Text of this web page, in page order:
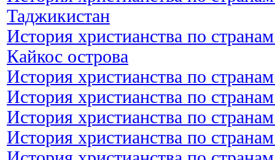
Таджикистан
История христианства по
Кайкос острова
История христианства по
История христианства по
История христианства по
История христианства по